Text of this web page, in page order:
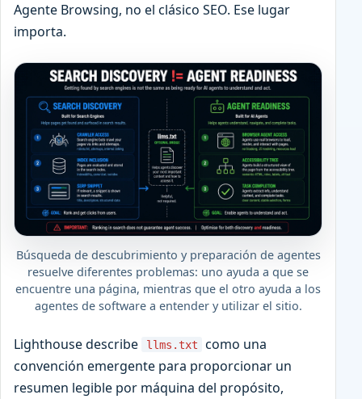
Agente Browsing, no el clásico SEO. Ese lugar
importa.
Búsqueda de descubrimiento y preparación de agentes
resuelve diferentes problemas: uno ayuda a que se
encuentre una página, mientras que el otro ayuda a los
agentes de software a entender y utilizar el sitio.
Lighthouse describe llms.txt
como una
convención emergente para proporcionar un
resumen legible por máquina del propósito,